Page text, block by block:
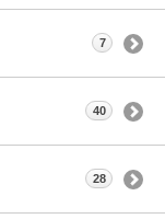
7
40
28